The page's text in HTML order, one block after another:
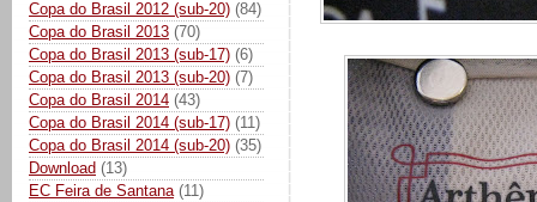
Copa do Brasil 2012 (sub-20) (84)
Copa do Brasil 2013 (70)
Copa do Brasil 2013 (sub-17) (6)
Copa do Brasil 2013 (sub-20) (7)
Copa do Brasil 2014 (43)
Copa do Brasil 2014 (sub-17) (11)
Copa do Brasil 2014 (sub-20) (35)
Download (13)
EC Feira de Santana (11)